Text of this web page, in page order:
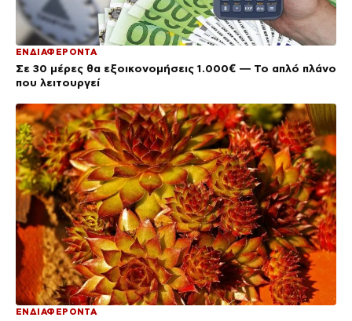
ΕΝΔΙΑΦΕΡΟΝΤΑ
Σε 30 μέρες θα εξοικονομήσεις 1.000€ — Το απλό πλάνο
που λειτουργεί
ΕΝΔΙΑΦΕΡΟΝΤΑ